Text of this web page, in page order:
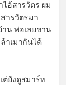
อ้สารวัตร ผม
ารวัตรมา
น พ่อเลยชวน
าเมากันได้
ต่ยังดูสมาร์ท